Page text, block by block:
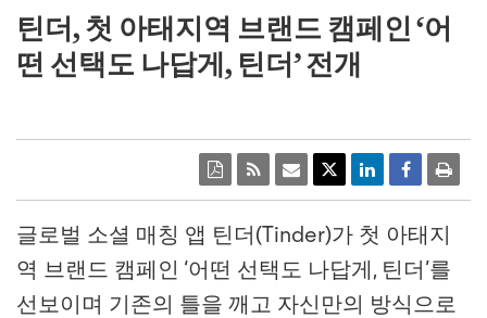
틴더, 첫 아태지역 브랜드 캠페인 ‘어
떤 선택도 나답게, 틴더’ 전개
글로벌 소셜 매칭 앱 틴더(Tinder)가 첫 아태지
역 브랜드 캠페인 ‘어떤 선택도 나답게, 틴더’를
선보이며 기존의 틀을 깨고 자신만의 방식으로